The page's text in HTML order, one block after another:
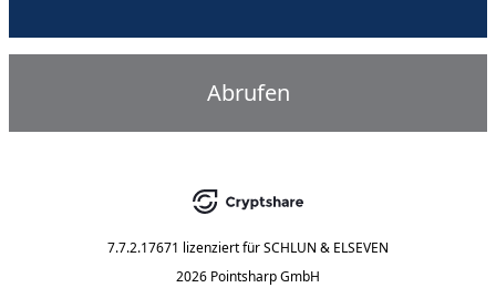
Abrufen
7.7.2.17671 lizenziert fürSCHLUN & ELSEVEN
2026 Pointsharp GmbH